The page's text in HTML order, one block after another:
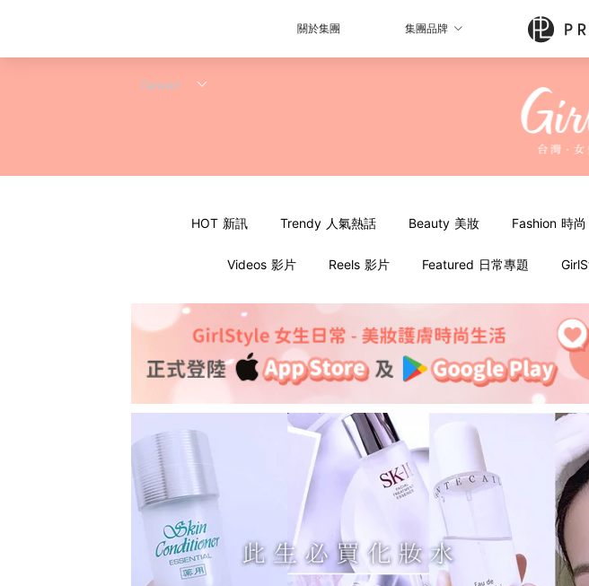
關於集團 集團品牌
HOT 新訊 Trendy 人氣熱話 Beauty 美妝 Fashion 時尚
Videos 影片 Reels 影片 Featured 日常專題